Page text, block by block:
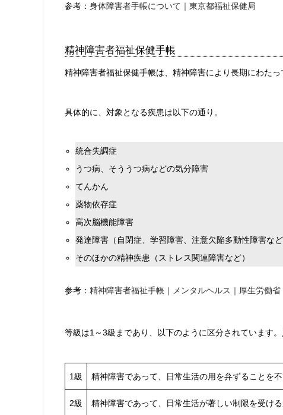
参考： 身体障害者手帳について｜東京都福祉保健局
精神障害者福祉保健手帳
精神障害者福祉保健手帳は、精神障害により長期にわた
具体的に、対象となる疾患は以下の通り。
統合失調症
うつ病、そううつ病などの気分障害
てんかん
薬物依存症
高次脳機能障害
発達障害（自閉症、学習障害、注意欠陥多動性障害など
そのほかの精神疾患（ストレス関連障害など）
参考： 精神障害者福祉手帳｜メンタルヘルス｜厚生労働省
等級は1～3級まであり、以下のように区分されています
1級 精神障害であって、日常生活の用を弁ずることを
2級 精神障害であって、日常生活が著しい制限を受け